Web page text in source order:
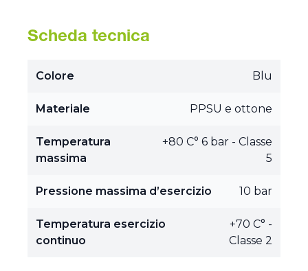
Scheda tecnica
Colore Blu
Materiale PPSU e ottone
Temperatura
massima
+80 C° 6 bar - Classe
5
Pressione massima d’esercizio 10 bar
Temperatura esercizio
continuo
+70 C° -
Classe 2